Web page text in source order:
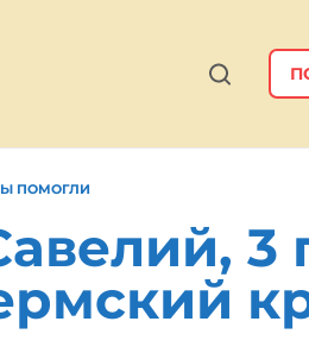
ПОМОГЛИ
3